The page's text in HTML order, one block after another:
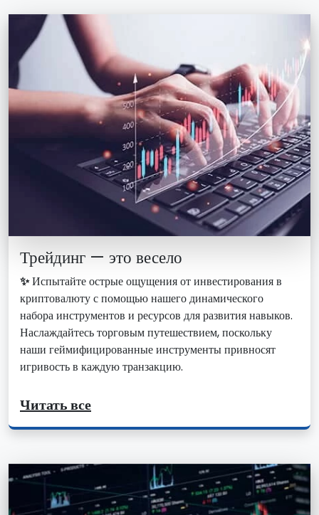
Трейдинг — это весело
✨Испытайте острые ощущения от инвестирования в
криптовалюту с помощью нашего динамического
набора инструментов и ресурсов для развития навыков.
Наслаждайтесь торговым путешествием, поскольку
наши геймифицированные инструменты привносят
игривость в каждую транзакцию.
Читать все